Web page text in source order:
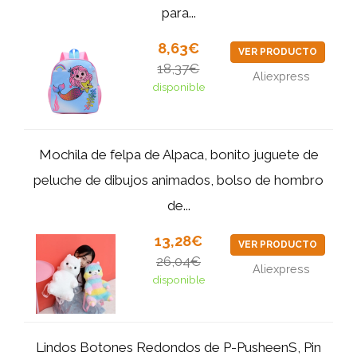
para...
8,63€
18,37€
disponible
VER PRODUCTO
Aliexpress
Mochila de felpa de Alpaca, bonito juguete de
peluche de dibujos animados, bolso de hombro
de...
13,28€
26,04€
disponible
VER PRODUCTO
Aliexpress
Lindos Botones Redondos de P-PusheenS, Pin